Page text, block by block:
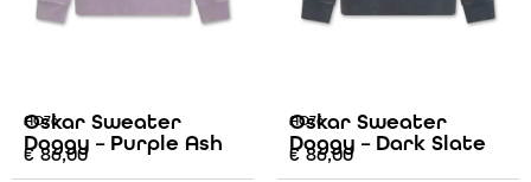
AO76
Oskar Sweater
Doggy – Purple Ash
€86,00
AO76
Oskar Sweater
Doggy – Dark Slate
€86,00